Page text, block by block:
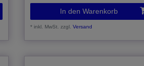
In den Warenkorb
*inkl. MwSt. zzgl.Versand